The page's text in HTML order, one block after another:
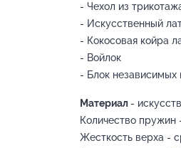
- Чехол из
- Искусственный
- Кокосовая койра
- Войлок
- Блок
Материал -
Количество пружин
Жесткость верха -